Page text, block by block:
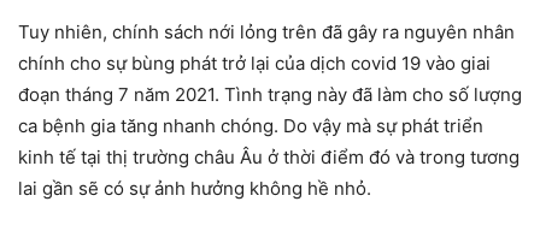
Tuy nhiên, chính sách nới lỏng trên đã gây ra nguyên nhân
chính cho sự bùng phát trở lại của dịch covid 19 vào giai
đoạn tháng 7 năm 2021. Tình trạng này đã làm cho số lượng
ca bệnh gia tăng nhanh chóng. Do vậy mà sự phát triển
kinh tế tại thị trường châu Âu ở thời điểm đó và trong tương
lai gần sẽ có sự ảnh hưởng không hề nhỏ.